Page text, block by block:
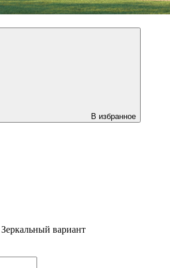
В избранное
Зеркальный вариант